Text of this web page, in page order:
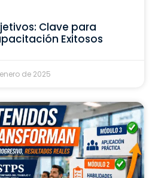
Clave para
Exitosos
de 2025